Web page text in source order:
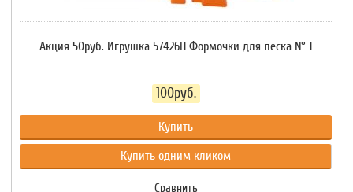
Акция 50руб. Игрушка 57426П Формочки для песка № 1
100руб.
Купить
Купить одним кликом
Сравнить